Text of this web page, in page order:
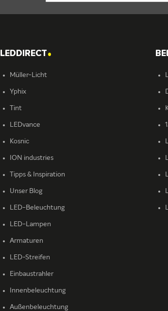
LEDDIRECT.
Müller-Licht
Yphix
Tint
LEDvance
Kosnic
ION industries
Tipps & Inspiration
Unser Blog
LED-Beleuchtung
LED-Lampen
Armaturen
LED-Streifen
Einbaustrahler
Innenbeleuchtung
Außenbeleuchtung